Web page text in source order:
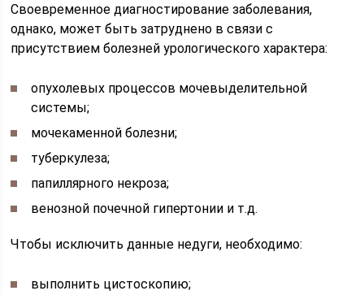
Своевременное диагностирование заболевания,
однако, может быть затруднено в связи с
присутствием болезней урологического характера:
опухолевых процессов мочевыделительной
системы;
мочекаменной болезни;
туберкулеза;
папиллярного некроза;
венозной почечной гипертонии и т.д.
Чтобы исключить данные недуги, необходимо:
выполнить цистоскопию;